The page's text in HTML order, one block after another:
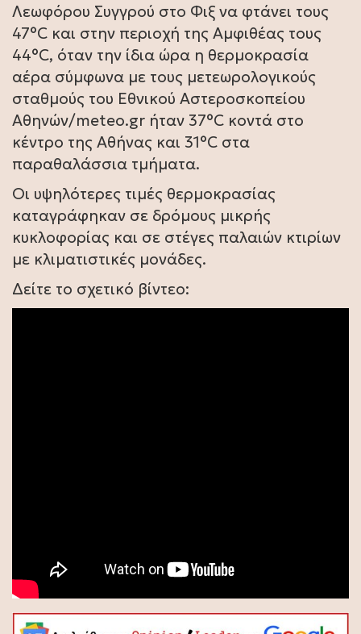
Λεωφόρου Συγγρού στο Φιξ να φτάνει τους
47°C και στην περιοχή της Αμφιθέας τους
44°C, όταν την ίδια ώρα η θερμοκρασία
αέρα σύμφωνα με τους μετεωρολογικούς
σταθμούς του Εθνικού Αστεροσκοπείου
Αθηνών/meteo.gr ήταν 37°C κοντά στο
κέντρο της Αθήνας και 31°C στα
παραθαλάσσια τμήματα.
Οι υψηλότερες τιμές θερμοκρασίας
καταγράφηκαν σε δρόμους μικρής
κυκλοφορίας και σε στέγες παλαιών κτιρίων
με κλιματιστικές μονάδες.
Δείτε το σχετικό βίντεο: